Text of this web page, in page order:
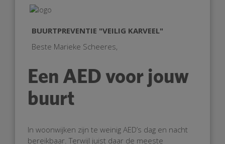
BUURTPREVENTIE "VEILIG KARVEEL"
Beste Marieke Scheeres,
Een AED voor jouw
buurt
In woonwijken zijn te weinig AED’s dag en nacht
bereikbaar. Terwijl juist daar de meeste